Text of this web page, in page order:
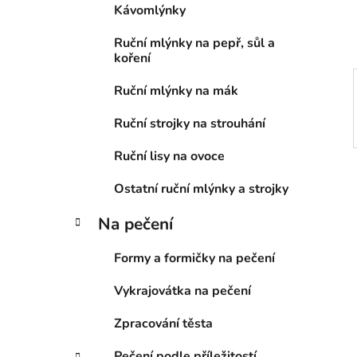
Kávomlýnky
Ruční mlýnky na pepř, sůl a
koření
Ruční mlýnky na mák
Ruční strojky na strouhání
Ruční lisy na ovoce
Ostatní ruční mlýnky a strojky
Na pečení
Formy a formičky na pečení
Vykrajovátka na pečení
Zpracování těsta